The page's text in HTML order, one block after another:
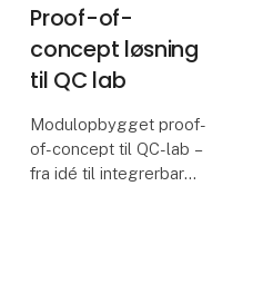
Proof-of-
concept løsning
til QC lab
Modulopbygget proof-
of-concept til QC-lab –
fra idé til integrerbar